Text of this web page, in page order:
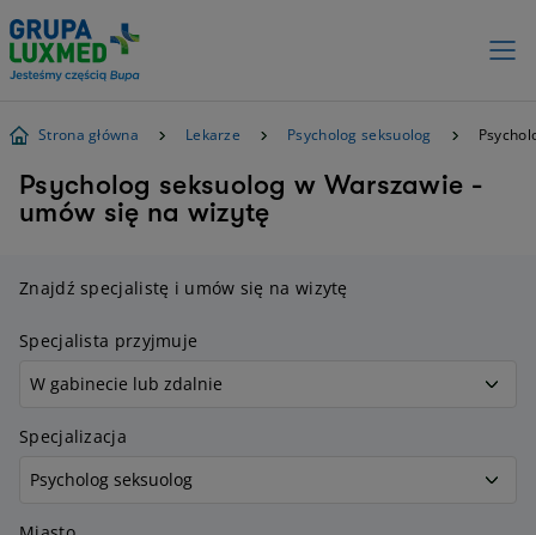
Strona główna Lekarze Psycholog seksuolog
Psycholog seksuolog w Warszawie -
umów się na wizytę
Znajdź specjalistę i umów się na wizytę
Specjalista przyjmuje
Specjalizacja